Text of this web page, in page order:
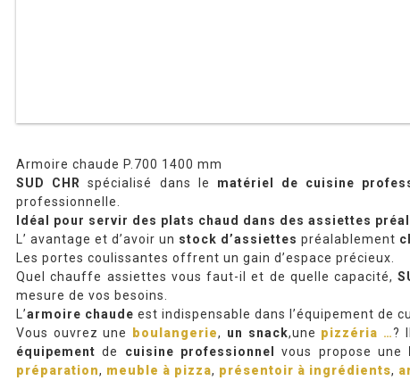
Armoire chaude P.700 1400 mm
SUD CHR
spécialisé dans le matériel de cuisine
professionnelle.
Idéal pour servir des plats chaud dans des assiettes
L’ avantage et d’avoir un stock d’assiettes préalablement
Les portes coulissantes offrent un gain d’espace précieux.
Quel chauffe assiettes vous faut-il et de quelle capacité,
mesure de vos besoins.
L’armoire chaude est indispensable dans l’équipement de
Vous ouvrez une boulangerie, un snack,une pizzéria …?
équipement de cuisine professionnel vous propose une
préparation, meuble à pizza, présentoir à ingrédients,